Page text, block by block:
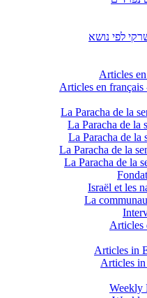
לפי נושא
Articles
La Paracha de la
La Paracha de la
La Paracha de la
La Paracha de la
La Paracha de la
Israël et les
La
Articles
Articles in
Articles
Weekly